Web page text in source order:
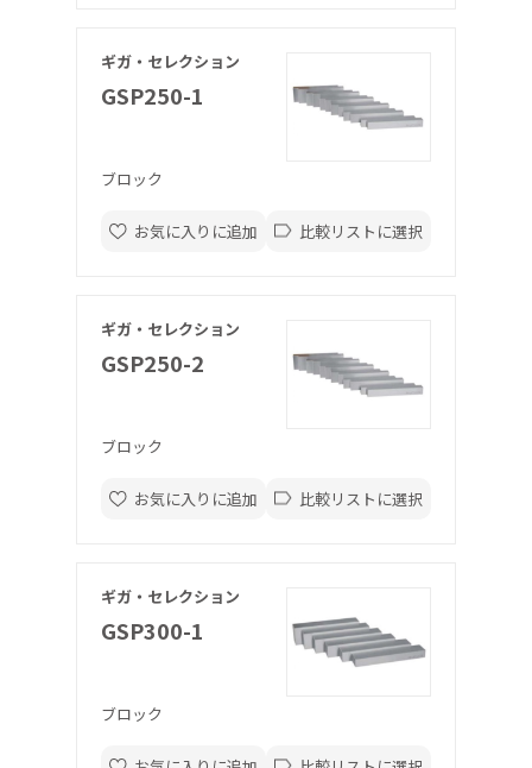
ギガ・セレクション
GSP250-1
ブロック
お気に入りに追加 比較リストに選択
ギガ・セレクション
GSP250-2
ブロック
お気に入りに追加 比較リストに選択
ギガ・セレクション
GSP300-1
ブロック